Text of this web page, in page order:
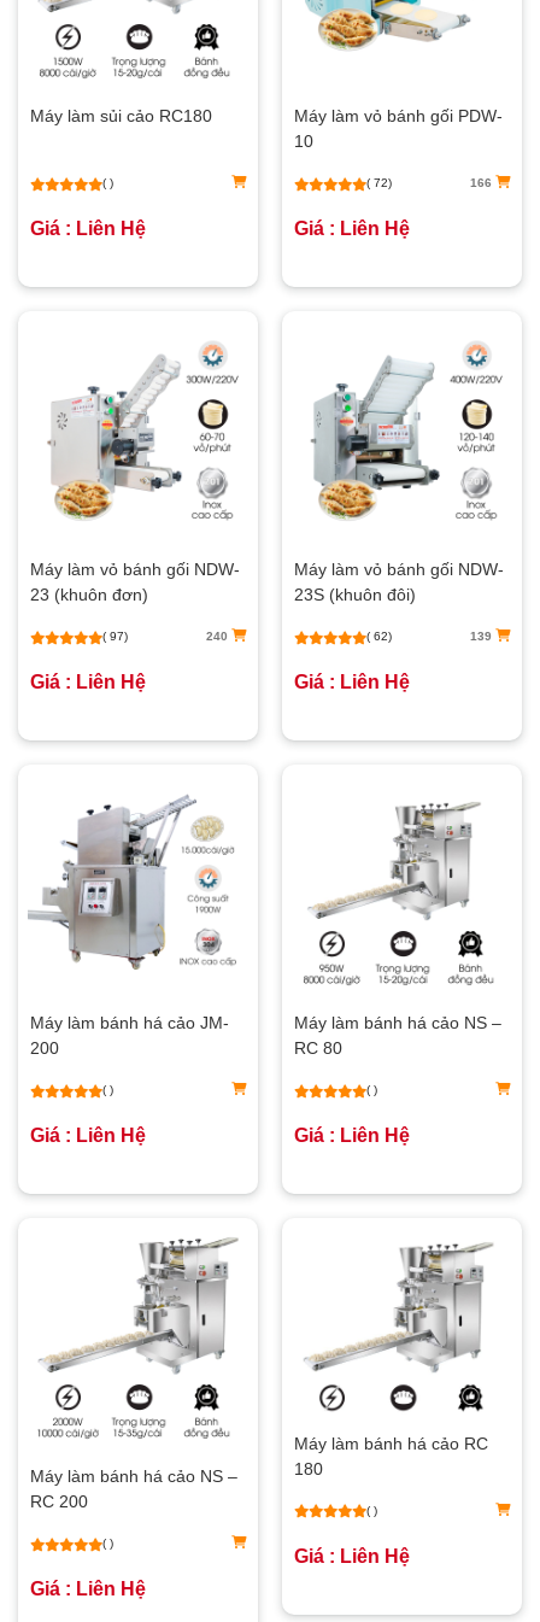
Máy làm sủi cảo RC180
( )
Giá : Liên Hệ
Máy làm vỏ bánh gối PDW-
10
( 72) 166
Giá : Liên Hệ
Máy làm vỏ bánh gối NDW-
23 (khuôn đơn)
( 97) 240
Giá : Liên Hệ
Máy làm vỏ bánh gối NDW-
23S (khuôn đôi)
( 62) 139
Giá : Liên Hệ
Máy làm bánh há cảo JM-
200
( )
Giá : Liên Hệ
Máy làm bánh há cảo NS –
RC 80
( )
Giá : Liên Hệ
Máy làm bánh há cảo NS –
RC 200
( )
Giá : Liên Hệ
Máy làm bánh há cảo RC
180
( )
Giá : Liên Hệ